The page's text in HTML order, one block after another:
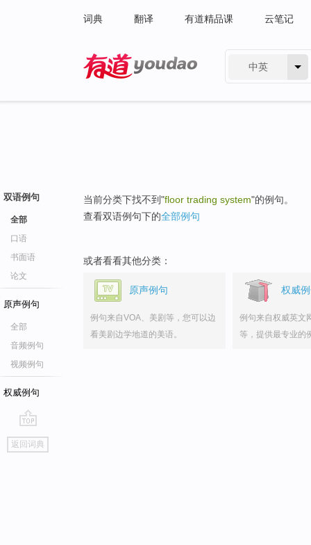
词典 翻译 有道精品课 云笔记
中英
双语例句
全部
口语
书面语
论文
原声例句
全部
音频例句
视频例句
权威例句
go
top
返回词典
当前分类下找不到"floor trading system"的例句。
查看双语例句下的全部例句
或者看看其他分类：
原声例句
例句来自VOA、美剧等，您可以边
看美剧边学地道的美语。
权威
例句来自权威英文
等，提供最专业的